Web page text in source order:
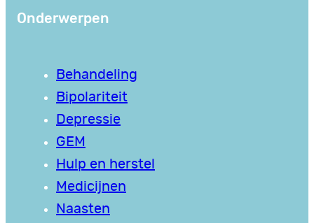
Onderwerpen
Behandeling
Bipolariteit
Depressie
GEM
Hulp en herstel
Medicijnen
Naasten